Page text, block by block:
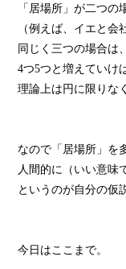
「居場所」が二つの
（例えば、イエと会
同じく三つの場合は
4つ5つと増えていけ
理論上は円に限りな
なので「居場所」を
人間的に（いい意味
というのが自分の仮
今日はここまで。